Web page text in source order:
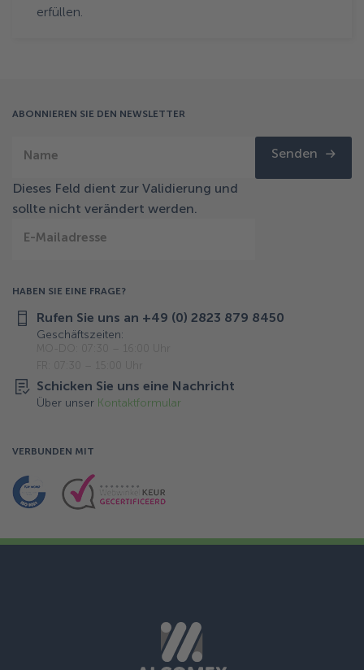
erfüllen.
ABONNIEREN SIE DEN NEWSLETTER
Name
Dieses Feld dient zur Validierung und
sollte nicht verändert werden.
E-Mailadresse
Senden
HABEN SIE EINE FRAGE?
Rufen Sie uns an +49 (0) 2823 879 8450
Geschäftszeiten:
Schicken Sie uns eine Nachricht
Über unser Kontaktformular
VERBUNDEN MIT